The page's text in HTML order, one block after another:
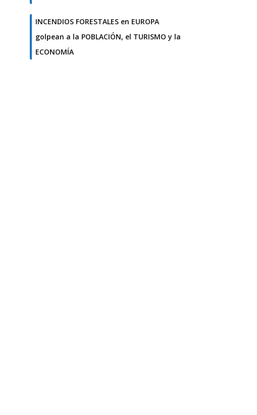
INCENDIOS FORESTALES en EUROPA
golpean a la POBLACIÓN, el TURISMO y la
ECONOMÍA